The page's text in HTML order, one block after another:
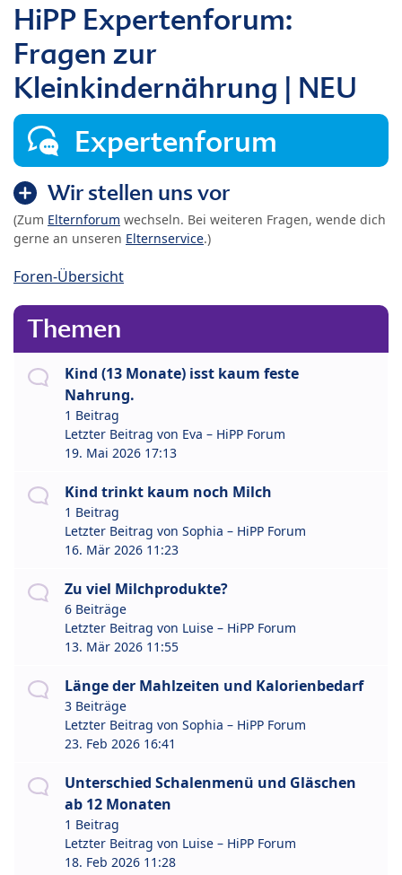
HiPP Expertenforum:
Fragen zur
Kleinkindernährung | NEU
Expertenforum
Wir stellen uns vor
(Zum Elternforum wechseln. Bei weiteren Fragen, wende dich
gerne an unseren Elternservice.)
Foren-Übersicht
Themen
Kind (13 Monate) isst kaum feste
Nahrung.
1 Beitrag
Letzter Beitrag von Eva – HiPP Forum
19. Mai 2026 17:13
Kind trinkt kaum noch Milch
1 Beitrag
Letzter Beitrag von Sophia – HiPP Forum
16. Mär 2026 11:23
Zu viel Milchprodukte?
6 Beiträge
Letzter Beitrag von Luise – HiPP Forum
13. Mär 2026 11:55
Länge der Mahlzeiten und Kalorienbedarf
3 Beiträge
Letzter Beitrag von Sophia – HiPP Forum
23. Feb 2026 16:41
Unterschied Schalenmenü und Gläschen
ab 12 Monaten
1 Beitrag
Letzter Beitrag von Luise – HiPP Forum
18. Feb 2026 11:28